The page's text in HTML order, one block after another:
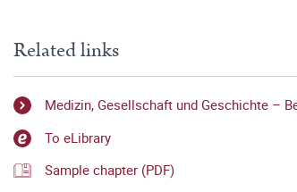
Related links
Medizin, Gesellschaft und Geschichte –
To eLibrary
Sample chapter (PDF)